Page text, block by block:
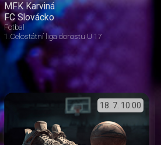
MFK Karviná
FC Slovácko
Fotbal
1.Celostátní liga dorostu U 17
18. 7. 10:00